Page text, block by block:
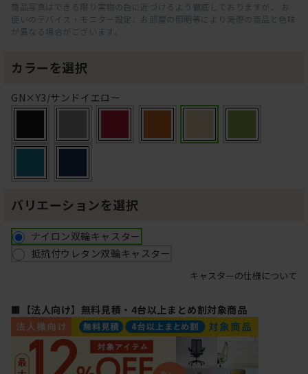
商品写真はできる限り実物の色に近づけるよう徹底しておりますが、 お
使いのデバイス・モニター設定、お部屋の照明等により実際の商品と色味
が異なる場合がございます。
カラーを選択
GN×Y3/サンドイエロー
バリエーションを選択
ナイロン双輪キャスター
抵抗付ウレタン双輪キャスター
キャスターの仕様について
■【法人向け】無料見積・4台以上まとめ割対象商品